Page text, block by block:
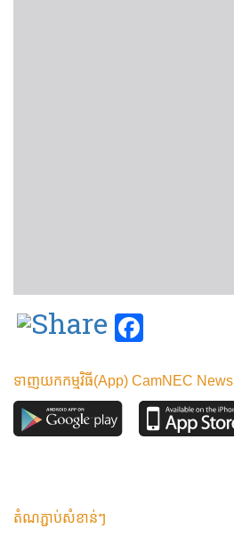
ទាញយកកម្មវិធី(App) CamNEC News
តំណភ្ជាប់សំខាន់ៗ